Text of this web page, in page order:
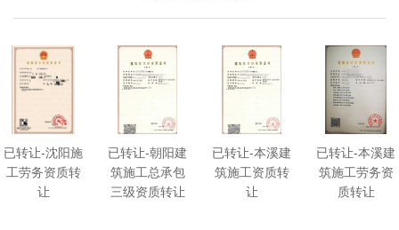
已转让-沈阳施
工劳务资质转
让
已转让-朝阳建
筑施工总承包
三级资质转让
已转让-本溪建
筑施工资质转
让
已转让-本溪建
筑施工劳务资
质转让